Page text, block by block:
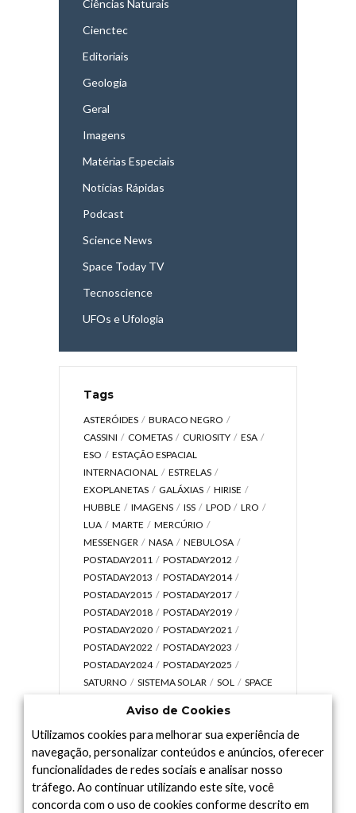
Ciências Naturais
Cienctec
Editoriais
Geologia
Geral
Imagens
Matérias Especiais
Notícias Rápidas
Podcast
Science News
Space Today TV
Tecnoscience
UFOs e Ufologia
Tags
ASTERÓIDES
BURACO NEGRO
CASSINI
COMETAS CURIOSITY
ESA
ESO
ESTAÇÃO ESPACIAL
INTERNACIONAL
ESTRELAS
EXOPLANETAS
GALÁXIAS
HIRISE
HUBBLE
IMAGENS ISS LPOD
LRO
LUA
MARTE
MERCÚRIO
MESSENGER
NASA
NEBULOSA
POSTADAY2011
POSTADAY2012
POSTADAY2013
POSTADAY2014
POSTADAY2015
POSTADAY2017
POSTADAY2018
POSTADAY2019
POSTADAY2020
POSTADAY2021
POSTADAY2022
POSTADAY2023
POSTADAY2024
POSTADAY2025
SATURNO
SISTEMA SOLAR SOL
SPACE
UNIVERSO
VÍDEO
Arquivo
Aviso de Cookies
Utilizamos cookies para melhorar sua experiência de
navegação, personalizar conteúdos e anúncios, oferecer
funcionalidades de redes sociais e analisar nosso
tráfego. Ao continuar utilizando este site, você
concorda com o uso de cookies conforme descrito em